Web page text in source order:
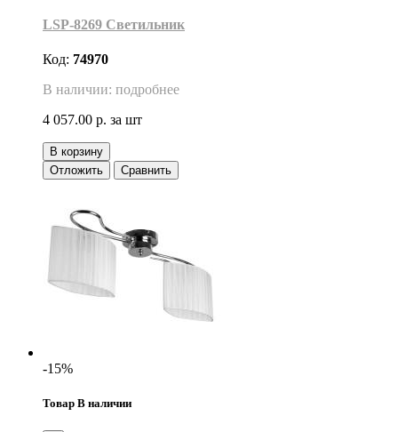
LSP-8269 Светильник
Код: 74970
В наличии: подробнее
4 057.00 р. за шт
В корзину
Отложить
Сравнить
-15%
Товар В наличии